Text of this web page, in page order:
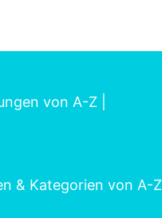
von A-Z
& Kategorien von A-Z